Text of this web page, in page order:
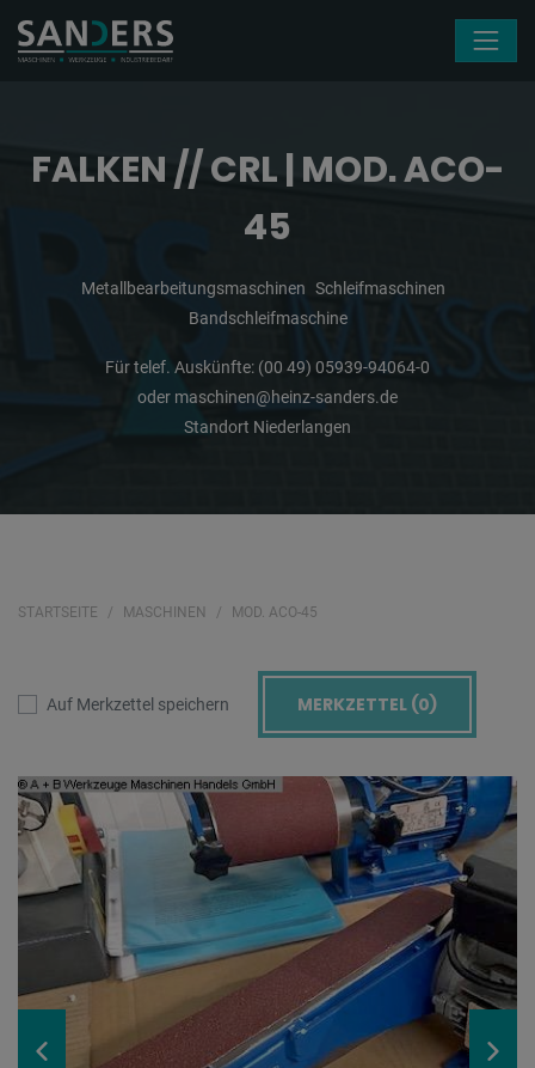
FALKEN // CRL | MOD. ACO-
45
Metallbearbeitungsmaschinen Schleifmaschinen
Bandschleifmaschine
Für telef. Auskünfte: (00 49) 05939-94064-0
oder maschinen@heinz-sanders.de
Standort Niederlangen
STARTSEITE MASCHINEN MOD. ACO-45
Auf Merkzettel speichern MERKZETTEL (0)